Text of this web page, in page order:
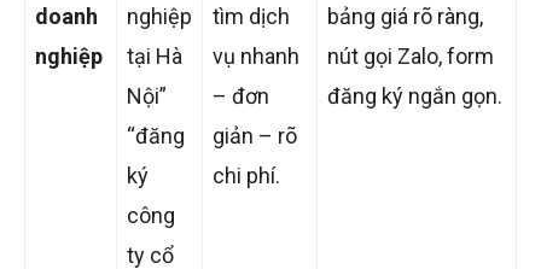
doanh
nghiệp
nghiệp
tại Hà
Nội”
“đăng
ký
công
ty cổ
tìm dịch
vụ nhanh
– đơn
giản – rõ
chi phí.
bảng giá rõ ràng,
nút gọi Zalo, form
đăng ký ngắn gọn.